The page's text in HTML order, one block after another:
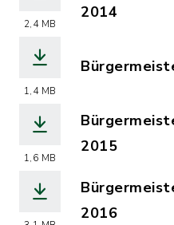
2,4 MB
2014
1,4 MB
1,6 MB
2015
2016